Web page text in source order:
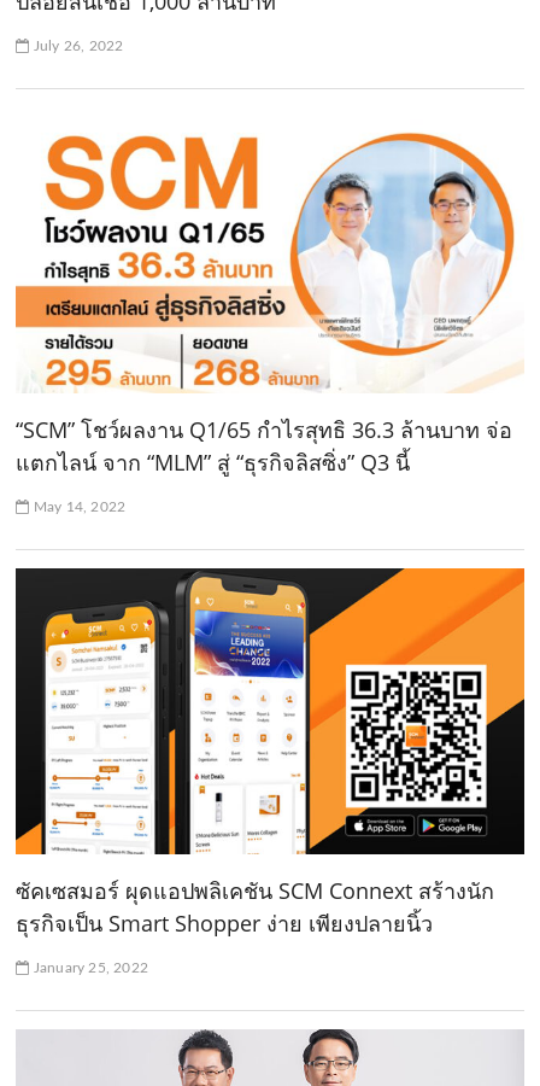
July 26, 2022
“SCM” โชว์ผลงาน Q1/65 กำไรสุทธิ 36.3 ล้านบาท จ่อ
แตกไลน์ จาก “MLM” สู่ “ธุรกิจลิสซิ่ง” Q3 นี้
May 14, 2022
ซัคเซสมอร์ ผุดแอปพลิเคชัน SCM Connext สร้างนัก
ธุรกิจเป็น Smart Shopper ง่าย เพียงปลายนิ้ว
January 25, 2022